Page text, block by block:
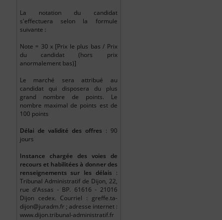
La notation du candidat
s'effectuera selon la formule
suivante :
Note = 30 x [Prix le plus bas / Prix
du candidat (hors prix
anormalement bas)]
Le marché sera attribué au
candidat qui disposera du plus
grand nombre de points. Le
nombre maximal de points est de
100 points
Délai de validité des offres : 90
jours
Instance chargée des voies de
recours et habilitées à donner des
renseignements sur les délais :
Tribunal Administratif de Dijon, 22,
rue d'Assas - BP. 61616 - 21016
Dijon cedex. Courriel : greffe.ta-
dijon@juradm.fr ; adresse internet :
www.dijon.tribunal-administratif.fr